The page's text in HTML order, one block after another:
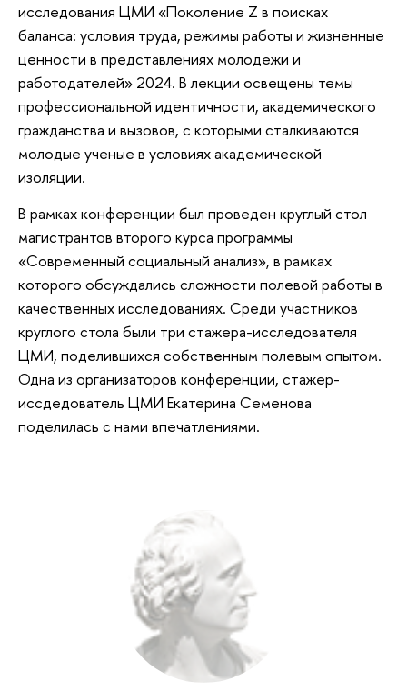
исследования ЦМИ «Поколение Z в поисках
баланса: условия труда, режимы работы и жизненные
ценности в представлениях молодежи и
работодателей» 2024. В лекции освещены темы
профессиональной идентичности, академического
гражданства и вызовов, с которыми сталкиваются
молодые ученые в условиях академической
изоляции.
В рамках конференции был проведен круглый стол
магистрантов второго курса программы
«Современный социальный анализ», в рамках
которого обсуждались сложности полевой работы в
качественных исследованиях. Среди участников
круглого стола были три стажера-исследователя
ЦМИ, поделившихся собственным полевым опытом.
Одна из организаторов конференции, стажер-
иссдедователь ЦМИ Екатерина Семенова
поделилась с нами впечатлениями.